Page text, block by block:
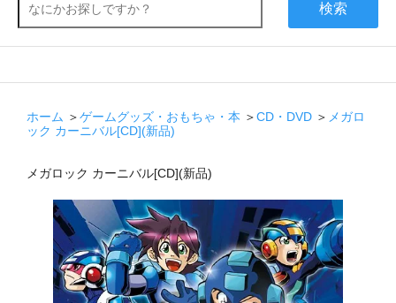
検索
ホーム ＞ゲームグッズ・おもちゃ・本 ＞CD・DVD ＞ メガロ
ック カーニバル[CD](新品)
メガロック カーニバル[CD](新品)